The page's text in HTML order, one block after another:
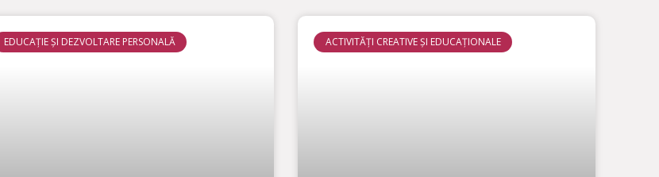
EDUCAȚIE ȘI DEZVOLTARE PERSONALĂ ACTIVITĂȚI CREATIVE ȘI EDUCAȚIONALE